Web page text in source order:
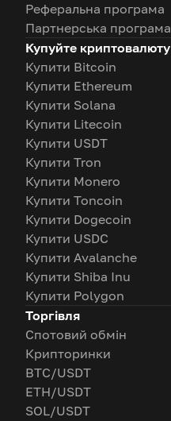
Реферальна програма
Партнерська програма
Купуйте криптовалюту
Купити Bitcoin
Купити Ethereum
Купити Solana
Купити Litecoin
Купити USDT
Купити Tron
Купити Monero
Купити Toncoin
Купити Dogecoin
Купити USDC
Купити Avalanche
Купити Shiba Inu
Купити Polygon
Торгівля
Спотовий обмін
Крипторинки
BTC/USDT
ETH/USDT
SOL/USDT